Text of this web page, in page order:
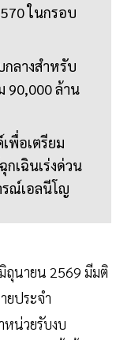
ในกรอบ
กลางสำหรับ
90,000 ล้าน
พื่อเตรียม
เฉินเร่งด่วน
รณ์เอลนีโญ
ถุนายน 2569 มีมติ
ยประจำ
น่วยรับงบ